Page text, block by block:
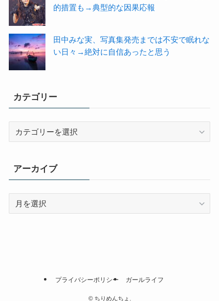
的措置も→典型的な因果応報
田中みな実、写真集発売までは不安で眠れな
い日々→絶対に自信あったと思う
カテゴリー
リ
ー
アーカイブ
プライバシーポリシー ガールライフ
©ちりめんちょ.